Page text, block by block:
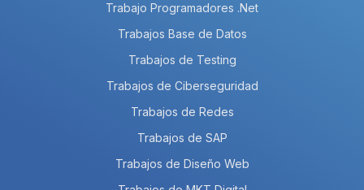
Trabajo Programadores .Net
Trabajos Base de Datos
Trabajos de Testing
Trabajos de Ciberseguridad
Trabajos de Redes
Trabajos de SAP
Trabajos de Diseño Web